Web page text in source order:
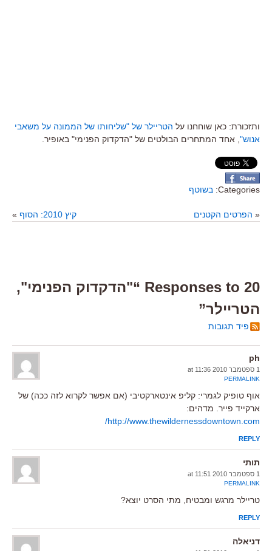
ותזכורת: כאן שוחחנו על הטריילר של "שליחותו של הממונה על משאבי
אנוש" , אחד המתחרים הבולטים של "הדקדוק הפנימי" באופיר.
Categories: בשוטף
« הפרטים הקטנים קיץ 2010: הסוף »
20 Responses to “"הדקדוק הפנימי",
הטריילר”
פיד תגובות
ph
1 ספטמבר 2010 at 11:36
PERMALINK
אוף טופיק לגמרי: קליפ אינטארקטיבי (אם אפשר לקרוא לזה ככה) של
ארקייד פייר. מדהים:
http://www.thewildernessdowntown.com/
REPLY
תותי
1 ספטמבר 2010 at 11:51
PERMALINK
טריילר מרגש ומבטיח, מתי הסרט יוצא?
REPLY
דניאלה